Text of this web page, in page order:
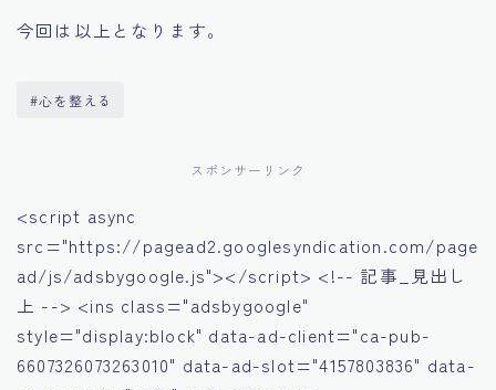
今回は以上となります。
#心を整える
スポンサーリンク
<script async
src="https://pagead2.googlesyndication.com/page
ad/js/adsbygoogle.js"></script> <!-- 記事_見出し
上 --> <ins class="adsbygoogle"
style="display:block" data-ad-client="ca-pub-
6607326073263010" data-ad-slot="4157803836" data-